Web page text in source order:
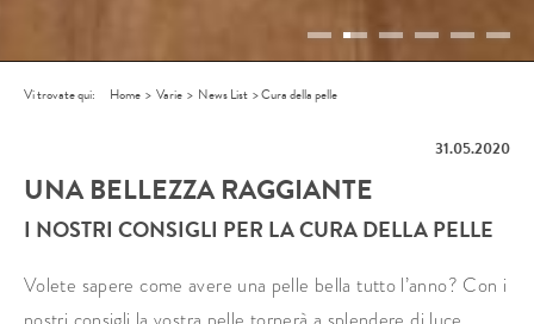
Vi trovate qui: Home > Varie > News List >Cura della pelle
31.05.2020
UNA BELLEZZA RAGGIANTE
I NOSTRI CONSIGLI PER LA CURA DELLA PELLE
Volete sapere come avere una pelle bella tutto l’anno? Con i